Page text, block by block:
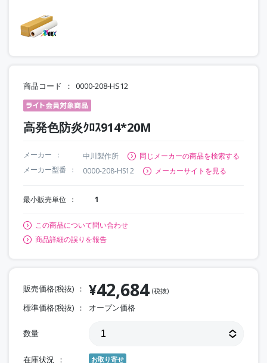
商品コード 0000-208-HS12
高発色防炎ｸﾛｽ914*20M
メーカー 中川製作所
同じメーカーの商品を検索する
メーカー型番
0000-208-HS12 メーカーサイトを見る
最小販売単位 1
この商品について問い合わせ
商品詳細の誤りを報告
販売価格(税抜) ¥42,684 (税抜)
標準価格(税抜) オープン価格
数量
在庫状況 お取り寄せ